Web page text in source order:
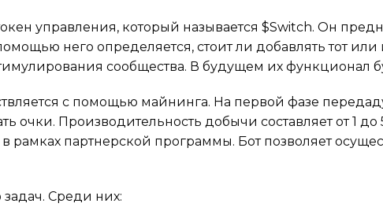
управления, который называется $Switch. Он
него определяется, стоит ли добавлять тот
сообщества. В будущем их функционал
с помощью майнинга. На первой фазе
очки. Производительность добычи составляет от 1
рамках партнерской программы. Бот позволяет
задач. Среди них: